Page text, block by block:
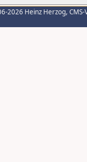
2026 Heinz Herzog,